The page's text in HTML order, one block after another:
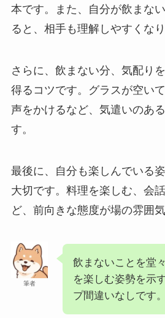
本です。また、自分が飲まな
ると、相手も理解しやすくなり
さらに、飲まない分、気配り
得るコツです。グラスが空い
声をかけるなど、気遣いのあ
す。
最後に、自分も楽しんでいる
大切です。料理を楽しむ、会
ど、前向きな態度が場の雰囲
筆者
飲まないことを堂
を楽しむ姿勢を示
プ間違いなしです。